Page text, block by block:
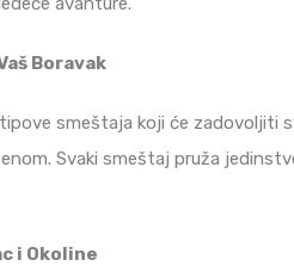
Boravak
smeštaja koji će zadovoljiti
Svaki smeštaj pruža
i Okoline